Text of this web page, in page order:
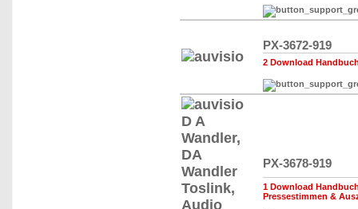
PX-3672-919
2 Download
PX-3678-919
1 Download
Pressestimmen &